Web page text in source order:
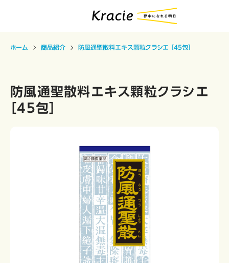
ホーム 商品紹介 防風通聖散料エキス顆粒クラシエ ［45包］
防風通聖散料エキス顆粒クラシエ
［45包］